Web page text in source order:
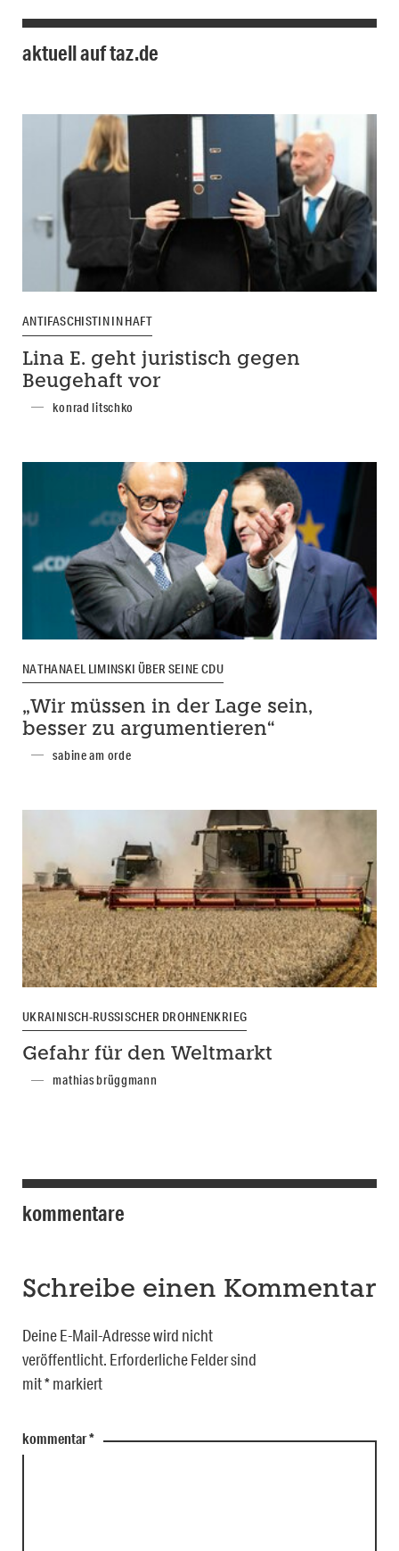
aktuell auf taz.de
ANTIFASCHISTIN IN HAFT
Lina E. geht juristisch gegen
Beugehaft vor
konrad litschko
NATHANAEL LIMINSKI ÜBER SEINE CDU
„Wir müssen in der Lage sein,
besser zu argumentieren“
sabine am orde
UKRAINISCH-RUSSISCHER DROHNENKRIEG
Gefahr für den Weltmarkt
mathias brüggmann
kommentare
Schreibe einen Kommentar
Deine E-Mail-Adresse wird nicht
veröffentlicht. Erforderliche Felder sind
mit*markiert
kommentar*